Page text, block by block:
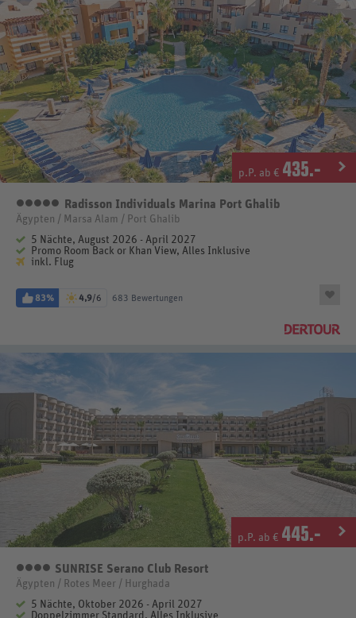
p.P. ab € 435.-
5 Sterne
Radisson Individuals Marina Port Ghalib
Ägypten / Marsa Alam / Port Ghalib
5 Nächte, August 2026 - April 2027
Promo Room Back or Khan View, Alles Inklusive
inkl. Flug
83% 4,9/6 683 Bewertungen
p.P. ab € 445.-
4 Sterne
SUNRISE Serano Club Resort
Ägypten / Rotes Meer / Hurghada
5 Nächte, Oktober 2026 - April 2027
Doppelzimmer Standard, Alles Inklusive